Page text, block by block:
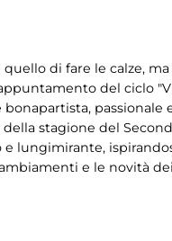
di fare le calze, ma
del ciclo
passionale
stagione del
lungimirante,
e le novità